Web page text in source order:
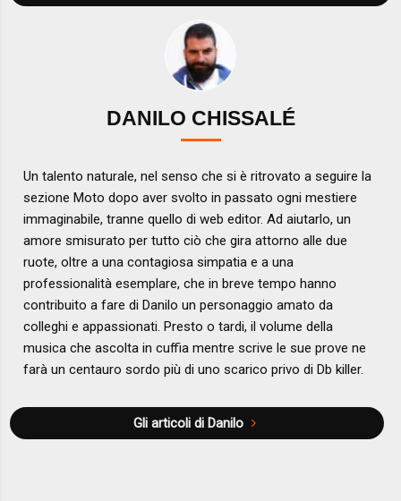
DANILO CHISSALÉ
Un talento naturale, nel senso che si è ritrovato a seguire la
sezione Moto dopo aver svolto in passato ogni mestiere
immaginabile, tranne quello di web editor. Ad aiutarlo, un
amore smisurato per tutto ciò che gira attorno alle due
ruote, oltre a una contagiosa simpatia e a una
professionalità esemplare, che in breve tempo hanno
contribuito a fare di Danilo un personaggio amato da
colleghi e appassionati. Presto o tardi, il volume della
musica che ascolta in cuffia mentre scrive le sue prove ne
farà un centauro sordo più di uno scarico privo di Db killer.
Gli articoli di Danilo